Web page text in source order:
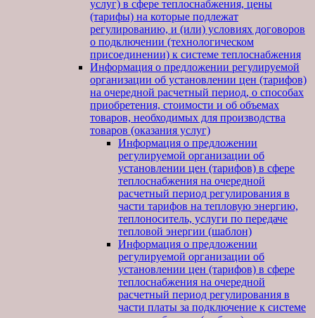
услуг) в сфере теплоснабжения, цены
(тарифы) на которые подлежат
регулированию, и (или) условиях договоров
о подключении (технологическом
присоединении) к системе теплоснабжения
Информация о предложении регулируемой
организации об установлении цен (тарифов)
на очередной расчетный период, о способах
приобретения, стоимости и об объемах
товаров, необходимых для производства
товаров (оказания услуг)
Информация о предложении
регулируемой организации об
установлении цен (тарифов) в сфере
теплоснабжения на очередной
расчетный период регулирования в
части тарифов на тепловую энергию,
теплоноситель, услуги по передаче
тепловой энергии (шаблон)
Информация о предложении
регулируемой организации об
установлении цен (тарифов) в сфере
теплоснабжения на очередной
расчетный период регулирования в
части платы за подключение к системе